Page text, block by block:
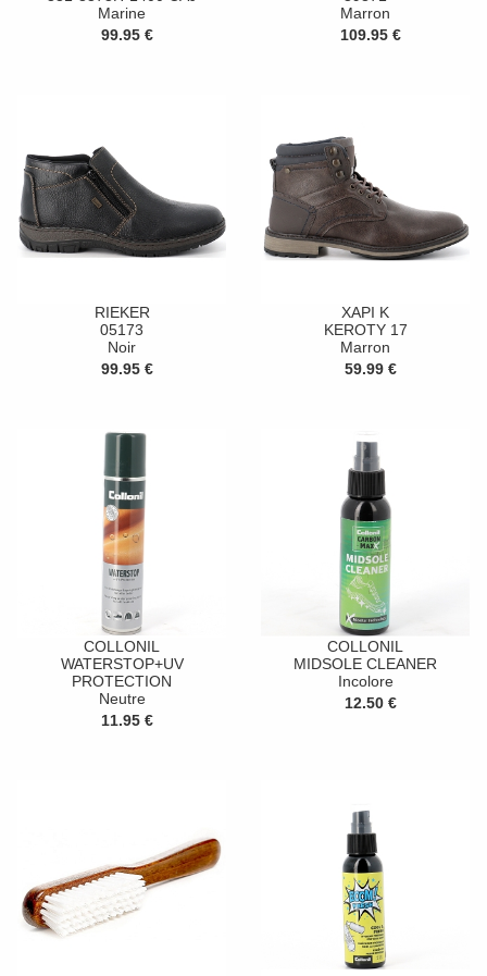
Marine
99.95 €
Marron
109.95 €
RIEKER
05173
Noir
99.95 €
XAPI K
KEROTY 17
Marron
59.99 €
COLLONIL
WATERSTOP+UV
PROTECTION
Neutre
11.95 €
COLLONIL
MIDSOLE CLEANER
Incolore
12.50 €